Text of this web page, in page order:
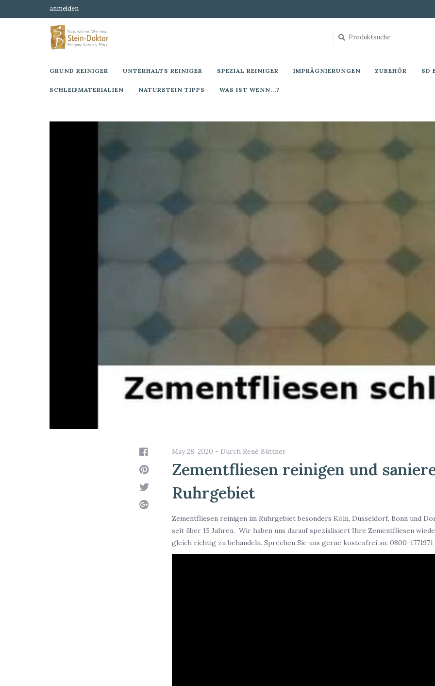
anmelden
GRUND REINIGER UNTERHALTS REINIGER SPEZIAL REINIGER IMPRÄGNIERUNGEN ZUBEHÖR SD
SCHLEIFMATERIALIEN NATURSTEIN TIPPS WAS IST WENN...?
May 28, 2020 - Durch René Büttner
Zementfliesen reinigen und
Ruhrgebiet
Zementfliesen reinigen im Ruhrgebiet besonders Köln, Düsseldorf, Bonn und
seit über 15 Jahren. Wir haben uns darauf spezialisiert Ihre Zementfliesen
gleich richtig zu behandeln. Sprechen Sie uns gerne kostenfrei an: 0800-1771971